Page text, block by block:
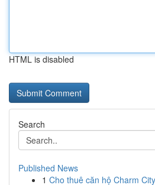
HTML is disabled
Search
Published News
1 Cho thuê căn hộ Charm